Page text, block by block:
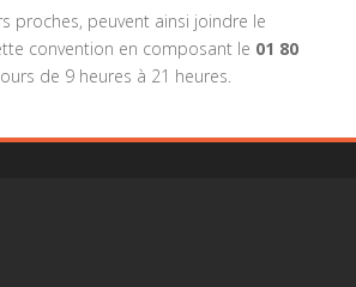
proches, peuvent ainsi joindre le
convention en composant le 01 80
de 9 heures à 21 heures.